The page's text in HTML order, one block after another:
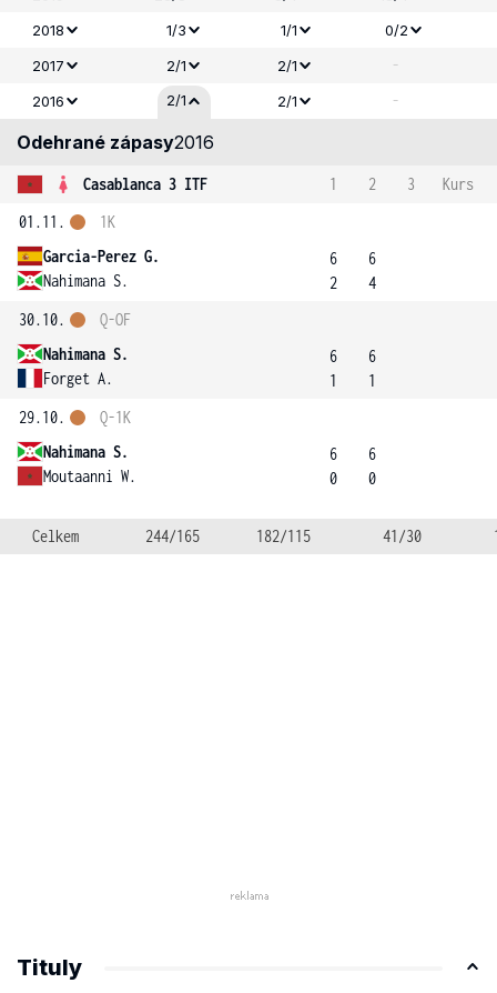
2018
1/3 1/1
0/2
2017
2/1 2/1 -
2016 2/1 2/1 -
Odehrané zápasy2016
Casablanca 3 ITF 1 2 3
Kurs
01.11.
Garcia-Perez G.
Nahimana S.
1K
6
2
6
4
30.10.
Nahimana S.
Forget A.
Q-OF
6
1
6
1
29.10.
Nahimana S.
Moutaanni W.
Q-1K
6
0
6
0
Celkem 244/165 182/115 41/30
Tituly